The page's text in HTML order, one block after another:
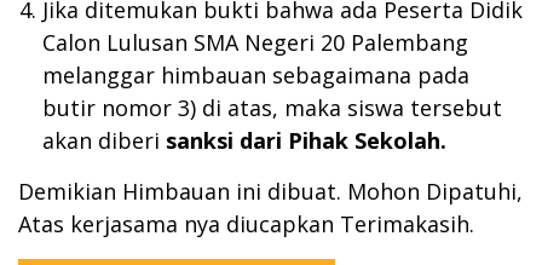
Jika ditemukan bukti bahwa ada Peserta Didik
Calon Lulusan SMA Negeri 20 Palembang
melanggar himbauan sebagaimana pada
butir nomor 3) di atas, maka siswa tersebut
akan diberi sanksi dari Pihak Sekolah.
Demikian Himbauan ini dibuat. Mohon Dipatuhi,
Atas kerjasama nya diucapkan Terimakasih.